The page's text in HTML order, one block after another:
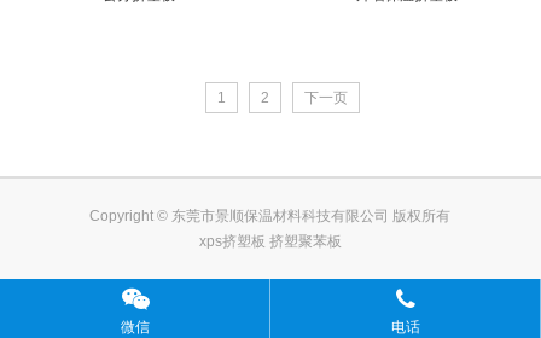
1 2 下一页
Copyright © 东莞市景顺保温材料科技有限公司 版权所有
xps挤塑板 挤塑聚苯板
微信 电话